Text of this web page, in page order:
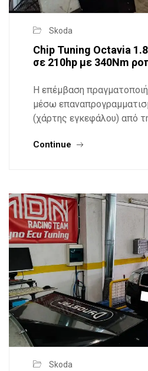
Skoda
Chip Tuning Octavia
σε 210hp με 340Nm
Η επέμβαση
μέσω
(χάρτης εγκεφάλου) από
Continue
Skoda